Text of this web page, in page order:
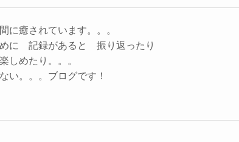
癒されています。。。
めに 記録があると 振り返ったり
しめたり。。。
い。。。ブログです！